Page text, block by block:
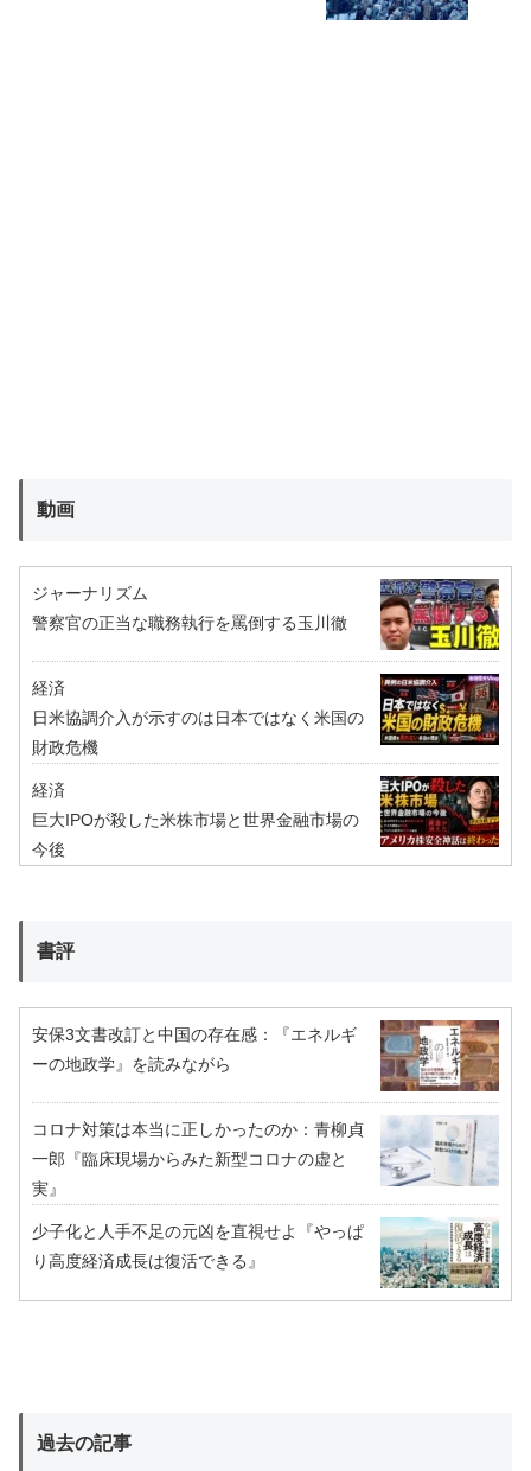
動画
ジャーナリズム
警察官の正当な職務執行を罵倒する玉川徹
経済
日米協調介入が示すのは日本ではなく米国の
財政危機
経済
巨大IPOが殺した米株市場と世界金融市場の
今後
書評
安保3文書改訂と中国の存在感：『エネルギ
ーの地政学』を読みながら
コロナ対策は本当に正しかったのか：青柳貞
一郎『臨床現場からみた新型コロナの虚と
実』
少子化と人手不足の元凶を直視せよ『やっぱ
り高度経済成長は復活できる』
過去の記事